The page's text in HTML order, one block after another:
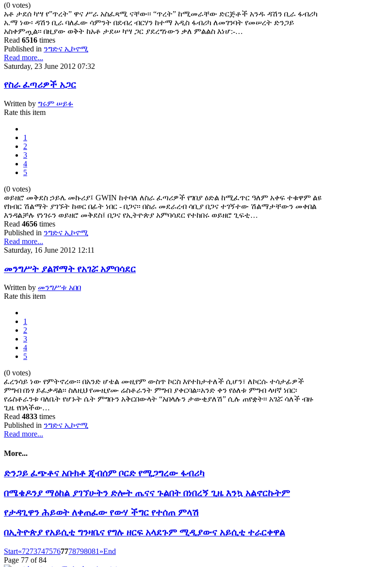
(0 votes)
አቶ ታደሰ ካሣ የ”ጥረት” ዋና ሥራ አስፈጻሚ ናቸው፡፡ “ጥረት” ከሚመራቸው ድርጅቶች አንዱ ዳሽን ቢራ ፋብሪካ
አ.ማ ነው፡ ዳሽን ቢራ ባለፈው ሳምንት በደብረ ብርሃን ከተማ አዲስ ፋብሪካ ለመገንባት የመሠረት ድንጋይ
አስቀምጧል፡፡ በዚያው ወቅት ከአቶ ታደሠ ካሣ ጋር ያደረግነውን ቃለ ምልልስ እነሆ:-…
Read 6516 times
Published in ንግድና ኢኮኖሚ
Read more...
Saturday, 23 June 2012 07:32
የስራ ፈጣሪዎች አጋር
Written by ግሩም ሠይፉ
Rate this item
1
2
3
4
5
(0 votes)
ወይዘሮ መቅደስ ኃይሌ መኩሪያ፤ GWIN ከተባለ ለስራ ፈጣሪዎች የገበያ ዕድል ከሚፈጥር ዓለም አቀፍ ተቁዋም ልዩ
የክብር ሽልማት ያገኙት ከወር በፊት ነበር - በጋና፡፡ በስራ መደራረብ ሳቢያ በጋና ተገኝተው ሽልማታቸውን መቀበል
እንዳልቻሉ የነገሩን ወይዘሮ መቅደስ፤ በጋና የኢትዮጵያ አምባሳደር የተከበሩ ወይዘሮ ጊፍቲ…
Read 4656 times
Published in ንግድና ኢኮኖሚ
Read more...
Saturday, 16 June 2012 12:11
መንግሥት ያልሾማት የአገሯ አምባሳደር
Written by መንግሥቱ አበበ
Rate this item
1
2
3
4
5
(0 votes)
ፈረንሳይ ነው የምትኖረው፡፡ በአንድ ሆቴል ሙዚየም ውስጥ ኮርስ እየተከታተለች ሲሆን፣ ለኮርሱ ተሳታፊዎች
ምግብ በነፃ ይፈቃዳል፡፡ ስለዚህ የሙዚየሙ ሬስቶራንት ምግብ ያቀርባል፡፡አንድ ቀን የዕለቱ ምግብ ላዛኛ ነበር፡
የሬስቶራንቱ ባለቤት የሆኑት ሴት ምግቡን አቅርበውላት “አበላሉን ታውቂያለሽ” ሲሉ ጠየቋት፡፡ አገሯ ሳለች ብዙ
ጊዜ የበላችው…
Read 4833 times
Published in ንግድና ኢኮኖሚ
Read more...
More...
ድንጋይ ፈጭቶና አቡክቶ ጂብሰም ቦርድ የሚጋግረው ፋብሪካ
በሜቄዶንያ ማዕከል ያገኘሁትን ድሎት ጤናና ጉልበት በነበረኝ ጊዜ እንኳ አልኖርኩትም
የታዳጊዋን ሕይወት ለቀጠፈው የውሃ ችግር የተሰጠ ምላሽ
በኢትዮጵያ የአይሲቲ ግንዛቤና የግሉ ዘርፍ አላደጉም ሚዲያውና አይሲቲ ተራርቀዋል
Start«72737475767778798081 »End
Page 77 of 84